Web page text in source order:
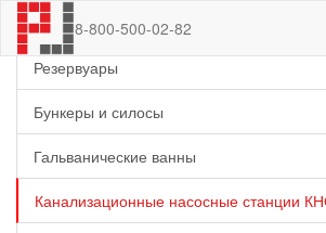
8-800-500-02-82
Емкости
Резервуары
Бункеры и силосы
Гальванические ванны
Канализационные насосные станции